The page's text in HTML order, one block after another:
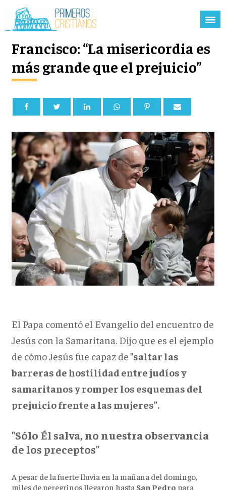
Francisco: “La misericordia es
más grande que el prejuicio”
El Papa comentó el Evangelio del encuentro de
Jesús con la Samaritana. Dijo que es el ejemplo
de cómo Jesús fue capaz de"saltar las
barreras de hostilidad entre judíos y
samaritanos y romper los esquemas del
prejuicio frente a las mujeres”.
"Sólo Él salva, no nuestra observancia
de los preceptos"
A pesar de la fuerte lluvia en la mañana del domingo,
miles de peregrinos llegaron hasta San Pedropara